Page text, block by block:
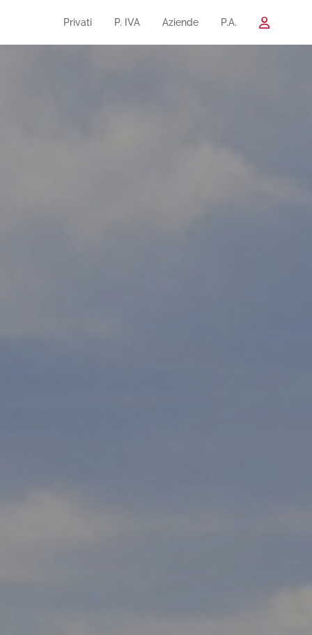
Privati P. IVA Aziende P.A.